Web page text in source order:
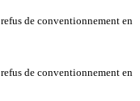
de conventionnement en
de conventionnement en